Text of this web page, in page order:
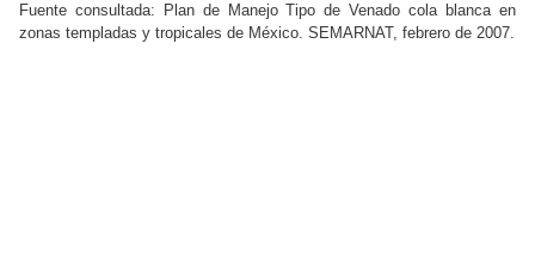
Fuente consultada: Plan de Manejo Tipo de Venado cola blanca en
zonas templadas y tropicales de México. SEMARNAT, febrero de 2007.